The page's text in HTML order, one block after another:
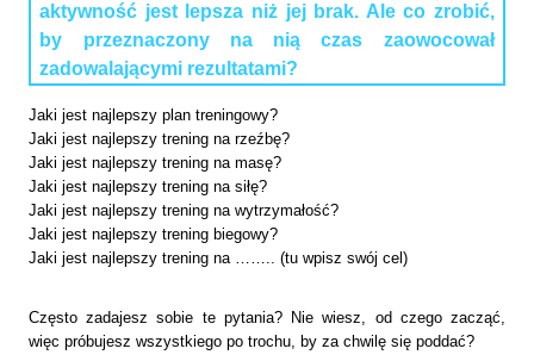
aktywność jest lepsza niż jej brak. Ale co zrobić,
by przeznaczony na nią czas zaowocował
zadowalającymi rezultatami?
Jaki jest najlepszy plan treningowy?
Jaki jest najlepszy trening na rzeźbę?
Jaki jest najlepszy trening na masę?
Jaki jest najlepszy trening na siłę?
Jaki jest najlepszy trening na wytrzymałość?
Jaki jest najlepszy trening biegowy?
Jaki jest najlepszy trening na …….. (tu wpisz swój cel)
Często zadajesz sobie te pytania? Nie wiesz, od czego zacząć,
więc próbujesz wszystkiego po trochu, by za chwilę się poddać?